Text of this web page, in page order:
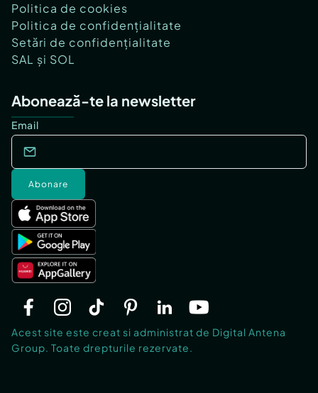
Politica de cookies
Politica de confidențialitate
Setări de confidențialitate
SAL și SOL
Abonează-te la newsletter
Email
Abonare
Acest site este creat si administrat de Digital Antena
Group. Toate drepturile rezervate.